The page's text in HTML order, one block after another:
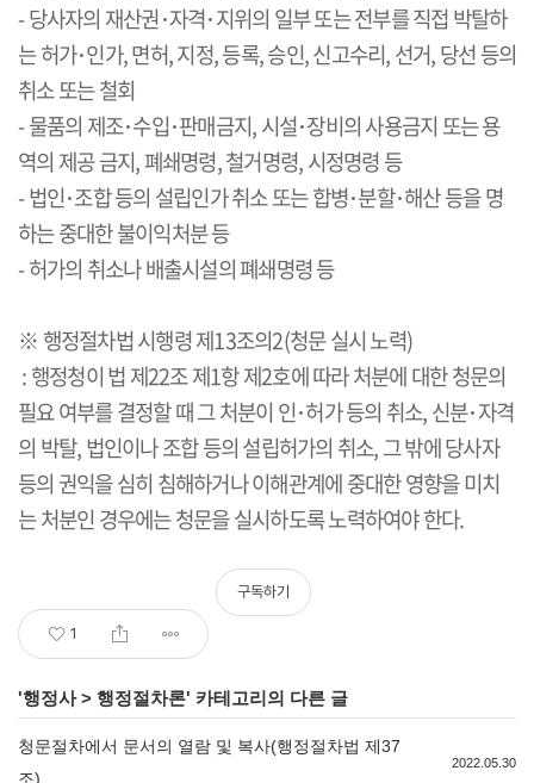
-당사자의 재산권･자격･지위의 일부 또는 전부를 직접 박탈하
는 허가･인가,면허,지정,등록,승인,신고수리,선거,당선 등의
취소 또는 철회
-물품의 제조･수입･판매금지,시설･장비의사용금지 또는 용
역의 제공금지,폐쇄명령,철거명령,시정명령 등
-법인･조합등의 설립인가 취소 또는 합병･분할･해산등을 명
하는 중대한 불이익처분 등
-허가의 취소나 배출시설의 폐쇄명령 등
※ 행정절차법 시행령 제13조의2(청문 실시 노력)
:행정청이 법 제22조 제1항 제2호에 따라 처분에 대한 청문의
필요 여부를 결정할 때 그 처분이 인･허가등의 취소,신분･자격
의 박탈,법인이나 조합 등의 설립허가의 취소,그 밖에 당사자
등의 권익을 심히 침해하거나 이해관계에 중대한 영향을 미치
는 처분인 경우에는 청문을 실시하도록 노력하여야 한다.
1
구독하기
'행정사> 행정절차론' 카테고리의 다른 글
청문절차에서 문서의 열람 및 복사(행정절차법 제37
조)
2022.05.30